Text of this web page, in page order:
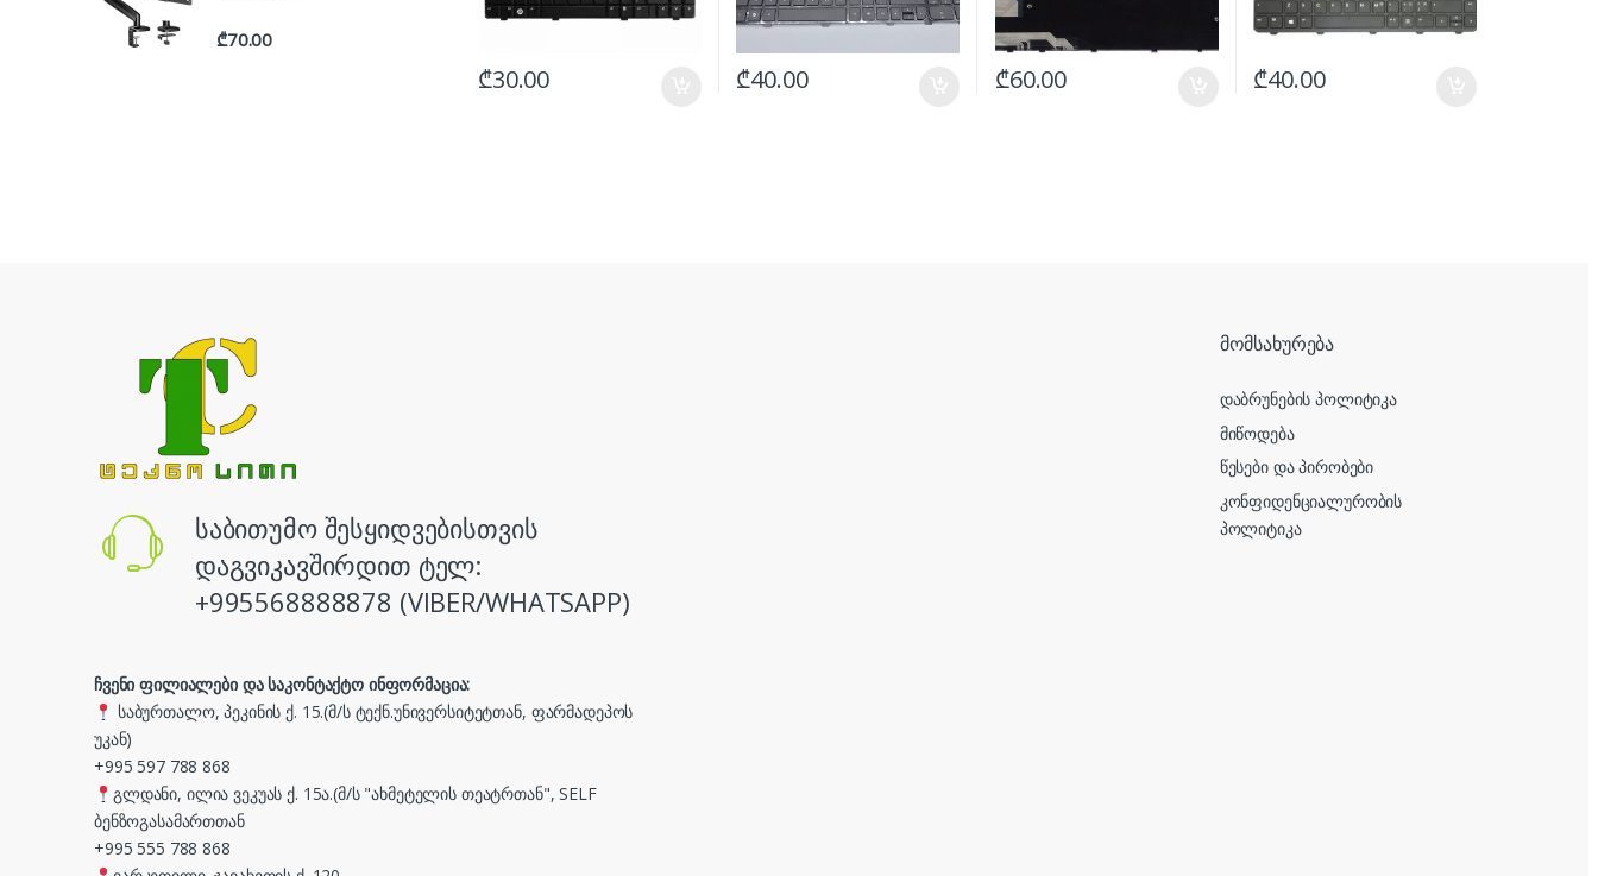
₾30.00 ₾40.00 ₾60.00 ₾40.00
₾70.00
საბითუმო შესყიდვებისთვის
დაგვიკავშირდით ტელ:
+995568888878 (VIBER/WHATSAPP)
ჩვენი ფილიალები და საკონტაქტო ინფორმაცია:
საბურთალო, პეკინის ქ. 15.(მ/ს ტექნ.უნივერსიტეტთან, ფარმადეპოს
უკან)
+995 597 788 868
გლდანი, ილია ვეკუას ქ. 15ა.(მ/ს "ახმეტელის თეატრთან", SELF
ბენზოგასამართთან
+995 555 788 868
მომსახურება
დაბრუნების პოლიტიკა
მიწოდება
წესები და პირობები
კონფიდენციალურობის
პოლიტიკა